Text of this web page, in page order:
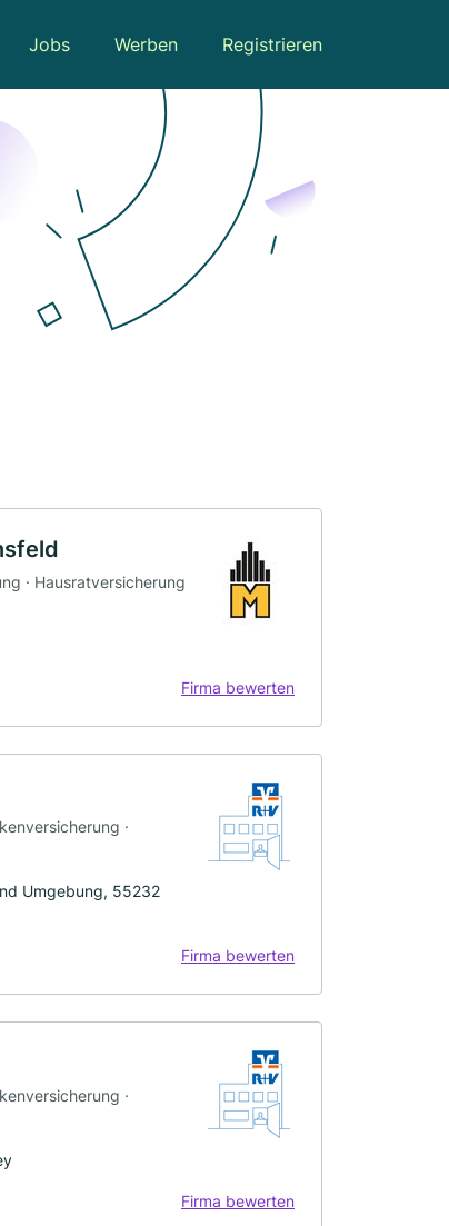
Jobs Werben Registrieren
· Hausratversicherung
Firma bewerten
·
Umgebung, 55232
Firma bewerten
·
Firma bewerten